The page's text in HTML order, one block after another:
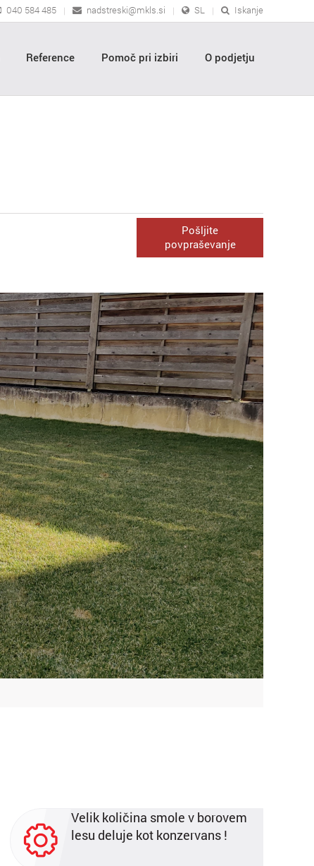
Reference Pomoč pri izbiri O podjetju
040 584 485 nadstreski@mkls.si SL Iskanje
Pošljite
povpraševanje
Velik količina smole v borovem
lesu deluje kot konzervans !